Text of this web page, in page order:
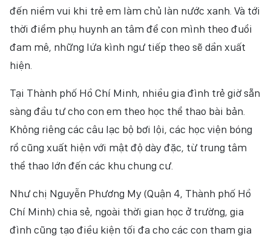
đến niềm vui khi trẻ em làm chủ làn nước xanh. Và tới
thời điểm phụ huynh an tâm để con mình theo đuổi
đam mê, những lứa kình ngư tiếp theo sẽ dần xuất
hiện.
Tại Thành phố Hồ Chí Minh, nhiều gia đình trẻ giờ sẵn
sàng đầu tư cho con em theo học thể thao bài bản.
Không riêng các câu lạc bộ bơi lội, các học viện bóng
rổ cũng xuất hiện với mật độ dày đặc, từ trung tâm
thể thao lớn đến các khu chung cư.
Như chị Nguyễn Phương My (Quận 4, Thành phố Hồ
Chí Minh) chia sẻ, ngoài thời gian học ở trường, gia
đình cũng tạo điều kiện tối đa cho các con tham gia